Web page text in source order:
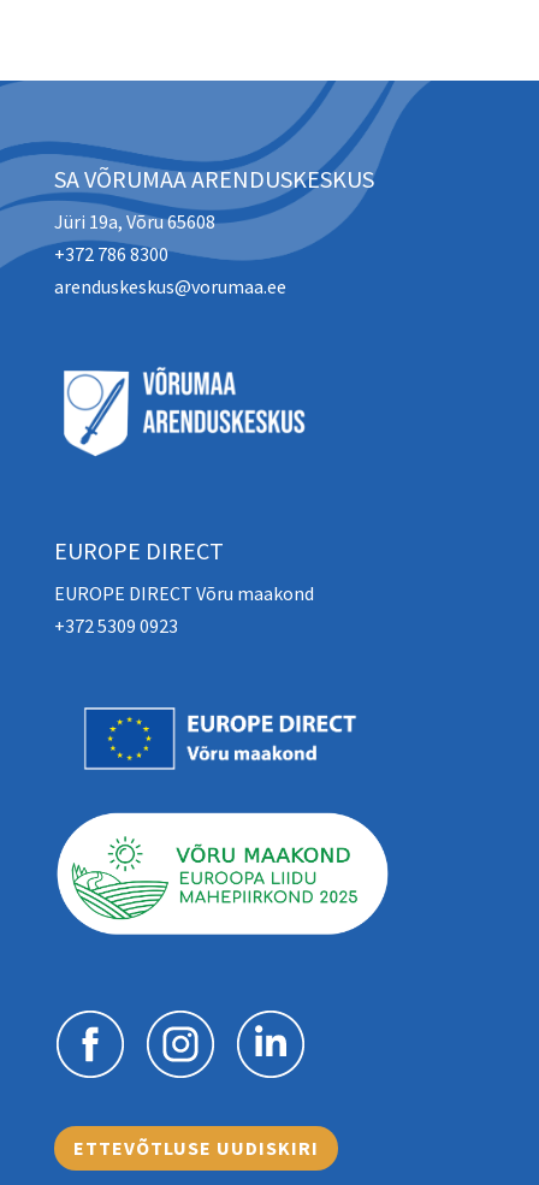
SA VÕRUMAA ARENDUSKESKUS
Jüri 19a, Võru 65608
+372 786 8300
arenduskeskus@vorumaa.ee
EUROPE DIRECT
EUROPE DIRECT Võru maakond
+372 5309 0923
ETTEVÕTLUSE UUDISKIRI